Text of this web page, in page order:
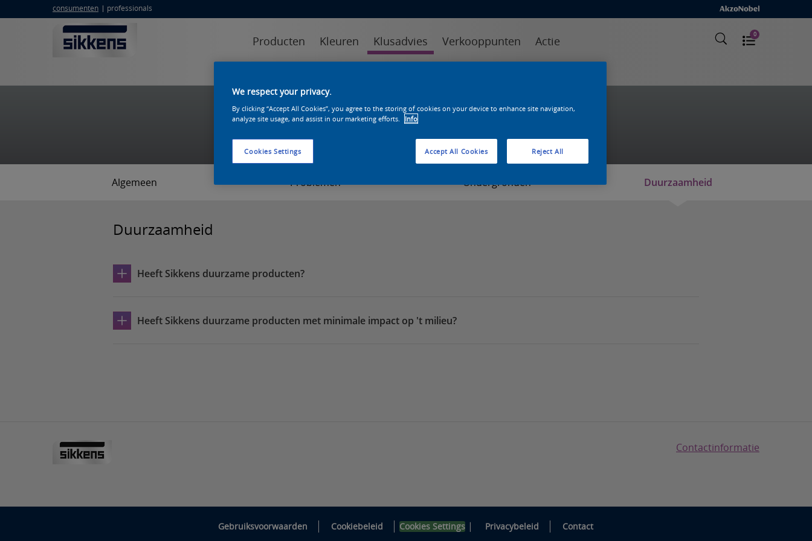
consumenten professionals
Producten Kleuren Klusadvies Verkooppunten Actie 0
Duurzaamheid
Algemeen Problemen Ondergronden Duurzaamheid
Duurzaamheid
Heeft Sikkens duurzame producten?
Heeft Sikkens duurzame producten met minimale impact op 't milieu?
Contactinformatie
Gebruiksvoorwaarden Cookiebeleid Cookies Settings| Privacybeleid Contact
We respect your privacy.
By clicking “Accept All Cookies”, you agree to the storing of cookies on your device to enhance site navigation,
analyze site usage, and assist in our marketing efforts.
Info
Cookies Settings Reject All
Accept All Cookies